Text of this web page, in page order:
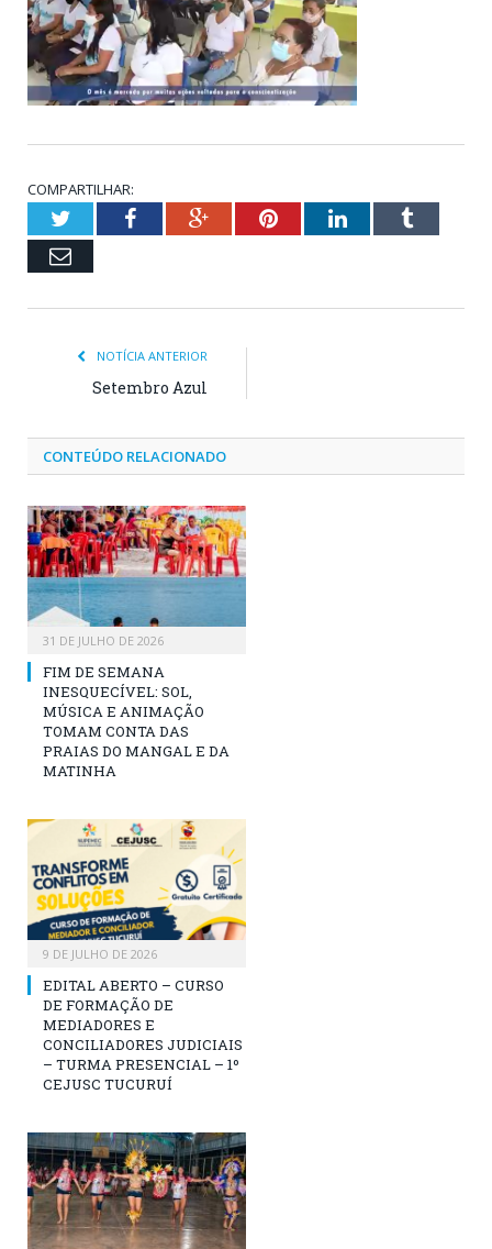
COMPARTILHAR:
TwitterFacebookGoogle+PinterestLinkedInTumblr
Email
NOTÍCIA ANTERIOR
Setembro Azul
CONTEÚDO RELACIONADO
31 DE JULHO DE 2026
FIM DE SEMANA
INESQUECÍVEL: SOL,
MÚSICA E ANIMAÇÃO
TOMAM CONTA DAS
PRAIAS DO MANGAL E DA
MATINHA
9 DE JULHO DE 2026
EDITAL ABERTO – CURSO
DE FORMAÇÃO DE
MEDIADORES E
CONCILIADORES JUDICIAIS
– TURMA PRESENCIAL – 1º
CEJUSC TUCURUÍ